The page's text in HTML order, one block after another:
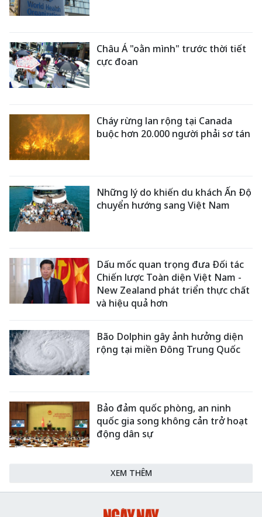
Châu Á "oằn mình" trước thời tiết
cực đoan
Cháy rừng lan rộng tại Canada
buộc hơn 20.000 người phải sơ tán
Những lý do khiến du khách Ấn Độ
chuyển hướng sang Việt Nam
Dấu mốc quan trọng đưa Đối tác
Chiến lược Toàn diện Việt Nam -
New Zealand phát triển thực chất
và hiệu quả hơn
Bão Dolphin gây ảnh hưởng diện
rộng tại miền Đông Trung Quốc
Bảo đảm quốc phòng, an ninh
quốc gia song không cản trở hoạt
động dân sự
XEM THÊM